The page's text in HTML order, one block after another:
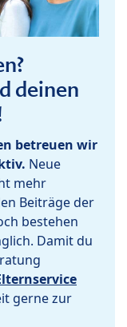
deinen
betreuen wir
Neue
mehr
Beiträge der
bestehen
Damit du
gerne zur